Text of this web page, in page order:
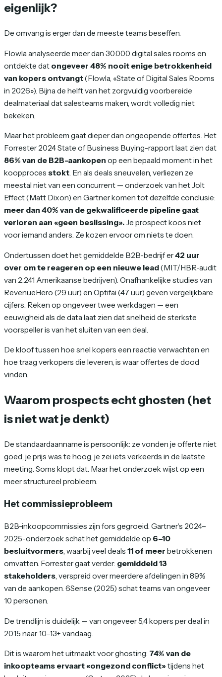
eigenlijk?
De omvang is erger dan de meeste teams beseffen.
Flowla analyseerde meer dan 30.000 digital sales rooms en
ontdekte dat ongeveer 48% nooit enige betrokkenheid
van kopers ontvangt(Flowla, «State of Digital Sales Rooms
in 2026»). Bijna de helft van het zorgvuldig voorbereide
dealmateriaal dat salesteams maken, wordt volledig niet
bekeken.
Maar het probleem gaat dieper dan ongeopende offertes. Het
Forrester 2024 State of Business Buying-rapport laat zien dat
86% van de B2B-aankopen op een bepaald moment in het
koopproces stokt. En als deals sneuvelen, verliezen ze
meestal niet van een concurrent — onderzoek van het Jolt
Effect (Matt Dixon) en Gartner komen tot dezelfde conclusie:
meer dan 40% van de gekwalificeerde pipeline gaat
verloren aan «geen beslissing».Je prospect koos niet
voor iemand anders. Ze kozen ervoor om niets te doen.
Ondertussen doet het gemiddelde B2B-bedrijf er42 uur
over om te reageren op een nieuwe lead(MIT/HBR-audit
van 2.241 Amerikaanse bedrijven). Onafhankelijke studies van
RevenueHero (29 uur) en Optifai (47 uur) geven vergelijkbare
cijfers. Reken op ongeveer twee werkdagen — een
eeuwigheid als de data laat zien dat snelheid de sterkste
voorspeller is van het sluiten van een deal.
De kloof tussen hoe snel kopers een reactie verwachten en
hoe traag verkopers die leveren, is waar offertes de dood
vinden.
Waarom prospects echt ghosten (het
is niet wat je denkt)
De standaardaanname is persoonlijk: ze vonden je offerte niet
goed, je prijs was te hoog, je zei iets verkeerds in de laatste
meeting. Soms klopt dat. Maar het onderzoek wijst op een
meer structureel probleem.
Het commissieprobleem
B2B-inkoopcommissies zijn fors gegroeid. Gartner's 2024–
2025-onderzoek schat het gemiddelde op 6–10
besluitvormers, waarbij veel deals 11 of meer betrokkenen
omvatten. Forrester gaat verder: gemiddeld 13
stakeholders, verspreid over meerdere afdelingen in 89%
van de aankopen. 6Sense (2025) schat teams van ongeveer
10 personen.
De trendlijn is duidelijk — van ongeveer 5,4 kopers per deal in
2015 naar 10–13+ vandaag.
Dit is waarom het uitmaakt voor ghosting: 74% van de
inkoopteams ervaart «ongezond conflict» tijdens het